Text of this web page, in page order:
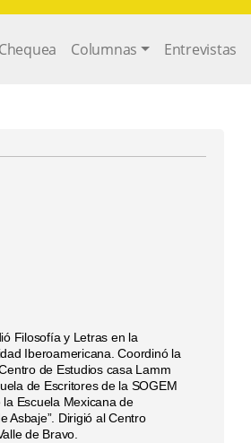
Columnas Entrevistas
Filosofía y Letras en la
Iberoamericana. Coordinó la
de Estudios casa Lamm
de Escritores de la SOGEM
Escuela Mexicana de
Asbaje”. Dirigió al Centro
de Bravo.